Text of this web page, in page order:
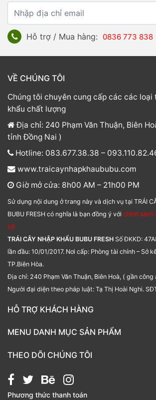
Hỗ trợ / Mua hàng: 0836 773 838
VỀ CHÚNG TÔI
Chúng tôi chuyên cung cấp các các loại
khẩu chất lượng
Địa chỉ: 240 Phạm Văn Thuận, Biên
tỉnh Đồng Nai )
Hotline: 083.677.38.38 –
www.traicaynhapkhaububu.com
Giờ mở cửa: 8h00 AM – 21h00 PM
Sử dụng nội dung ở trang này và dịch vụ tại TRÁI
BUBU FRESH có nghĩa là bạn đồng ý với chính sách
tôi
TRÁI CÂY NHẬP KHẨU BUBU FRESH Số ĐKKD:
lần đầu: 10/01/2017. Nơi cấp: Phòng tài chính – Sở
TP.Biên Hòa.
Địa chỉ: 240 Phạm Văn Thuận, Biên Hoà, ( gần
Người đại diện theo pháp luật: Tạ Thị Hoài Nghi.
HỖ TRỢ KHÁCH HÀNG
TRÁI CÂY NHẬP KHẨU BUBU FRESH
MENU DANH MỤC SẢN PHẨM
Bánh kẹo
Giỏ quà tặng
Hạt chia
THEO DÕI CHÚNG TÔI
Phương thức thanh toán